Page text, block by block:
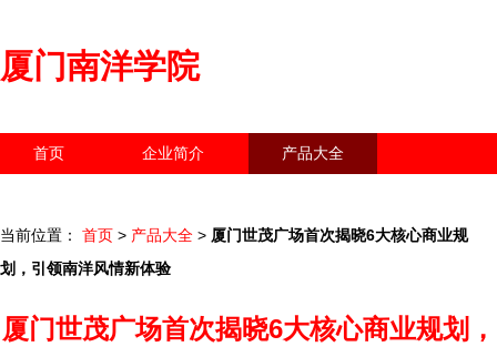
厦门南洋学院
首页 企业简介 产品大全
当前位置： 首页 > 产品大全 > 厦门世茂广场首次揭晓6大核心商业规
划，引领南洋风情新体验
厦门世茂广场首次揭晓6大核心商业规划，